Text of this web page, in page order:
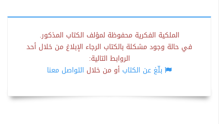
الملكية الفكرية محفوظة لمؤلف الكتاب المذكور.
في حالة وجود مشكلة بالكتاب الرجاء الإبلاغ من خلال أحد
الروابط التالية:
بلّغ عن الكتاب أو من خلال التواصل معنا